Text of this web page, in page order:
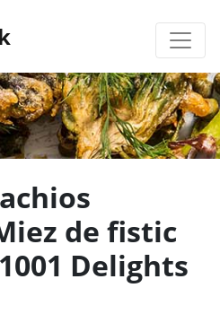
de fistic
Delights